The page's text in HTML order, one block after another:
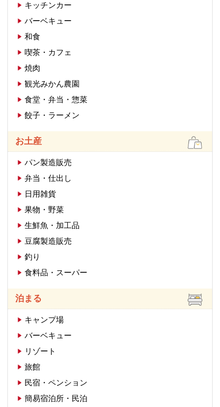
キッチンカー
バーベキュー
和食
喫茶・カフェ
焼肉
観光みかん農園
食堂・弁当・惣菜
餃子・ラーメン
お土産
パン製造販売
弁当・仕出し
日用雑貨
果物・野菜
生鮮魚・加工品
豆腐製造販売
釣り
食料品・スーパー
泊まる
キャンプ場
バーベキュー
リゾート
旅館
民宿・ペンション
簡易宿泊所・民泊